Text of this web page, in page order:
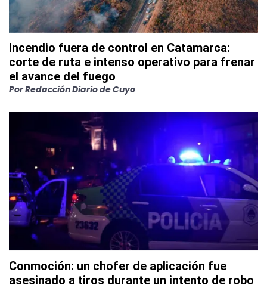
Incendio fuera de control en Catamarca:
corte de ruta e intenso operativo para frenar
el avance del fuego
PorRedacción Diario de Cuyo
Conmoción: un chofer de aplicación fue
asesinado a tiros durante un intento de robo